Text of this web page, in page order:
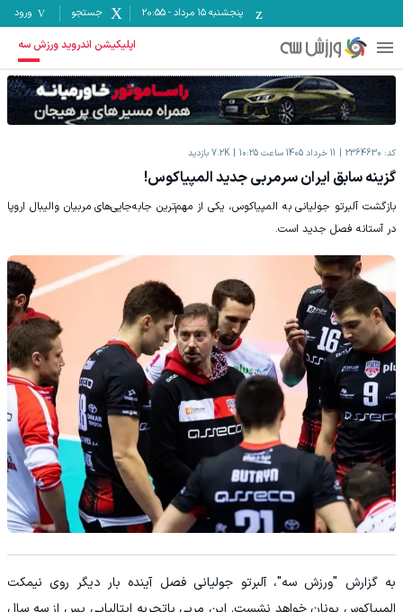
پنجشنبه ۱۵ مرداد -
20:55 جستجو ورود
اپلیکیشن اندروید ورزش سه
کد: 2364630 11 خرداد 1405 ساعت 10:25 7.2K بازدید
گزینه سابق ایران سرمربی جدید المپیاکوس!
بازگشت آلبرتو جولیانی به المپیاکوس، یکی از مهم‌ترین جابه‌جایی‌های مربیان والیبال اروپا
در آستانه فصل جدید است.
به گزارش "ورزش سه"، آلبرتو جولیانی فصل آینده بار دیگر روی نیمکت